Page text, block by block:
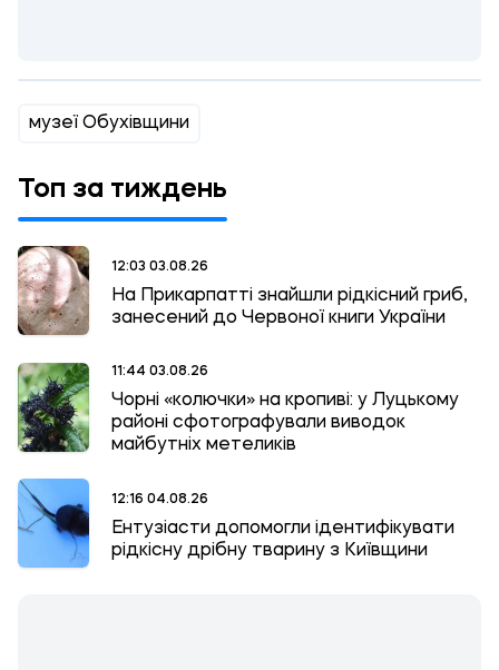
музеї Обухівщини
Топ за тиждень
12:03 03.08.26
На Прикарпатті знайшли рідкісний гриб,
занесений до Червоної книги України
11:44 03.08.26
Чорні «колючки» на кропиві: у Луцькому
районі сфотографували виводок
майбутніх метеликів
12:16 04.08.26
Ентузіасти допомогли ідентифікувати
рідкісну дрібну тварину з Київщини